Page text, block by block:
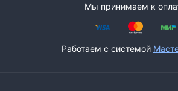
Мы принимаем к
Работаем с системой